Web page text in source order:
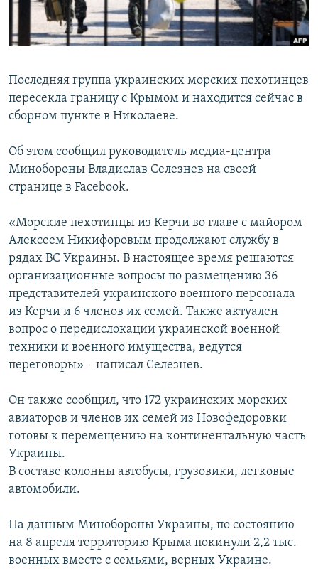
ПОБЕДИТЕЛЕЙ НЕ СУДЯТ?
КРЫМ.НЕПОКОРЕННЫЙ
УКРАИНСКАЯ ПРОБЛЕМА КРЫМА
ПРИСОЕДИНЯЙТЕСЬ!
Все сайты RFE/RL
Последняя группа украинских морских пехотинцев
пересекла границу с Крымом и находится сейчас в
сборном пункте в Николаеве.
Об этом сообщил руководитель медиа-центра
Минобороны Владислав Селезнев на своей
странице в Facebook.
«Морские пехотинцы из Керчи во главе с майором
Алексеем Никифоровым продолжают службу в
рядах ВС Украины. В настоящее время решаются
организационные вопросы по размещению 36
представителей украинского военного персонала
из Керчи и 6 членов их семей. Также актуален
вопрос о передислокации украинской военной
техники и военного имущества, ведутся
переговоры» – написал Селезнев.
Он также сообщил, что 172 украинских морских
авиаторов и членов их семей из Новофедоровки
готовы к перемещению на континентальную часть
Украины.
В составе колонны автобусы, грузовики, легковые
автомобили.
Па данным Минобороны Украины, по состоянию
на 8 апреля территорию Крыма покинули 2,2 тыс.
военных вместе с семьями, верных Украине.